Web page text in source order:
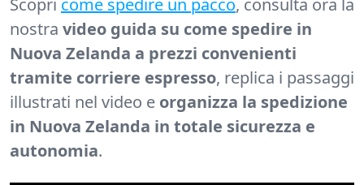
Scopri come spedire un pacco, consulta ora la
nostra video guida su come spedire in
Nuova Zelanda a prezzi convenienti
tramite corriere espresso, replica i passaggi
illustrati nel video e organizza la spedizione
in Nuova Zelanda in totale sicurezza e
autonomia.